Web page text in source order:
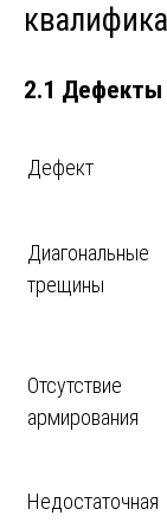
2.1 Дефекты
Дефект
Диагональные
трещины
Отсутствие
армирования
Недостаточная